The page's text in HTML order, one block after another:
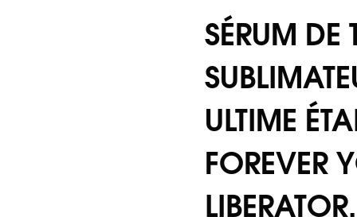
SÉRUM DE
ULTIME
FOREVER
LIBERATOR.